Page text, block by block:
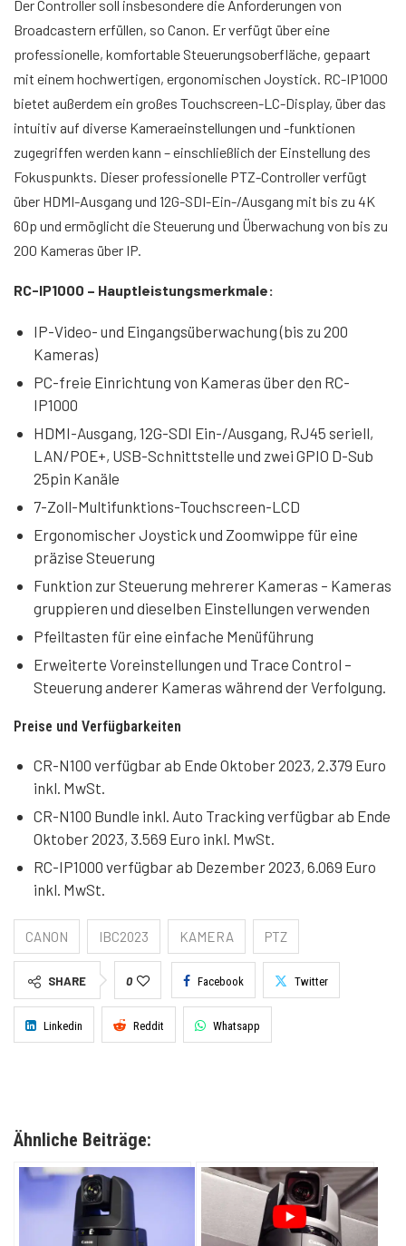
Der Controller soll insbesondere die Anforderungen von
Broadcastern erfüllen, so Canon. Er verfügt über eine
professionelle, komfortable Steuerungsoberfläche, gepaart
mit einem hochwertigen, ergonomischen Joystick. RC-IP1000
bietet außerdem ein großes Touchscreen-LC-Display, über das
intuitiv auf diverse Kameraeinstellungen und -funktionen
zugegriffen werden kann – einschließlich der Einstellung des
Fokuspunkts. Dieser professionelle PTZ-Controller verfügt
über HDMI-Ausgang und 12G-SDI-Ein-/Ausgang mit bis zu 4K
60p und ermöglicht die Steuerung und Überwachung von bis zu
200 Kameras über IP.
RC-IP1000 – Hauptleistungsmerkmale:
IP-Video- und Eingangsüberwachung (bis zu 200
Kameras)
PC-freie Einrichtung von Kameras über den RC-
IP1000
HDMI-Ausgang, 12G-SDI Ein-/Ausgang, RJ45 seriell,
LAN/POE+, USB-Schnittstelle und zwei GPIO D-Sub
25pin Kanäle
7-Zoll-Multifunktions-Touchscreen-LCD
Ergonomischer Joystick und Zoomwippe für eine
präzise Steuerung
Funktion zur Steuerung mehrerer Kameras – Kameras
gruppieren und dieselben Einstellungen verwenden
Pfeiltasten für eine einfache Menüführung
Erweiterte Voreinstellungen und Trace Control –
Steuerung anderer Kameras während der Verfolgung.
Preise und Verfügbarkeiten
CR-N100 verfügbar ab Ende Oktober 2023, 2.379 Euro
inkl. MwSt.
CR-N100 Bundle inkl. Auto Tracking verfügbar ab Ende
Oktober 2023, 3.569 Euro inkl. MwSt.
RC-IP1000 verfügbar ab Dezember 2023, 6.069 Euro
inkl. MwSt.
CANON IBC2023 KAMERA PTZ
SHARE 0 Facebook Twitter
Linkedin Reddit Whatsapp
Ähnliche Beiträge: